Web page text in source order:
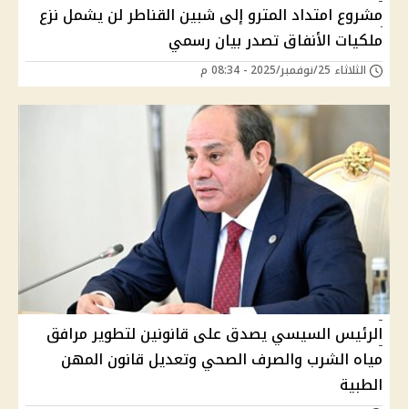
مشروع امتداد المترو إلى شبين القناطر لن يشمل نزع
ملكيات الأنفاق تصدر بيان رسمي
الثلاثاء 25/نوفمبر/2025 - 08:34 م
الرئيس السيسي يصدق على قانونين لتطوير مرافق
مياه الشرب والصرف الصحي وتعديل قانون المهن
الطبية